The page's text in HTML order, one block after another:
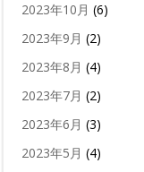
2023年10月 (6)
2023年9月 (2)
2023年8月 (4)
2023年7月 (2)
2023年6月 (3)
2023年5月 (4)